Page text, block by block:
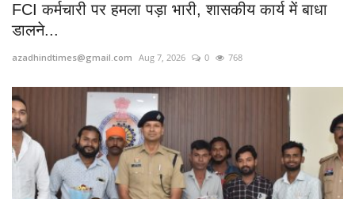
FCI कर्मचारी पर हमला पड़ा भारी, शासकीय कार्य में बाधा
डालने...
azadhindtimes@gmail.com Aug 7, 2026 0 768